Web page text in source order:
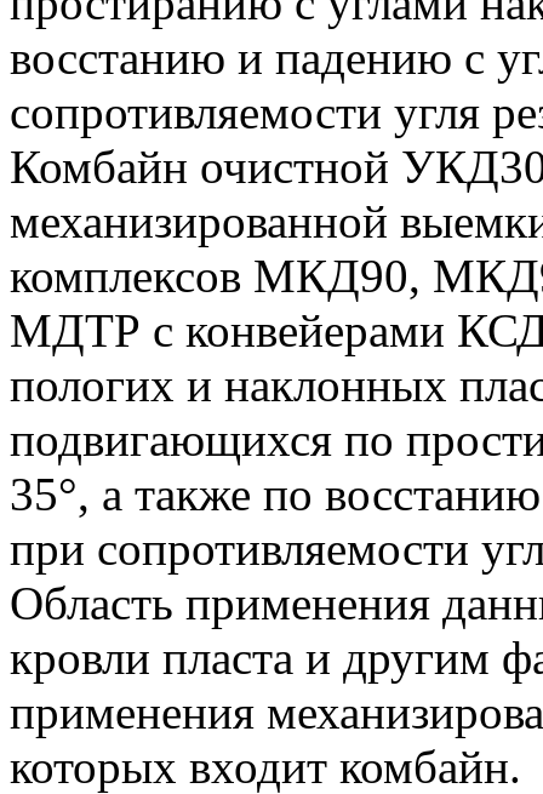
восстанию и падению с
сопротивляемости угля
Комбайн очистной
механизированной
комплексов МКД90,
МДТР с конвейерами
пологих и наклонных
подвигающихся по
35°, а также по
при сопротивляемости
Область применения
кровли пласта и другим
применения
которых входит комбайн.